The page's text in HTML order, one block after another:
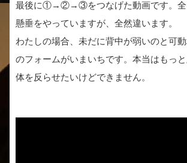
最後に①→②→③をつなげた動画です。全
懸垂をやっていますが、全然違います。
わたしの場合、未だに背中が弱いのと可
のフォームがいまいちです。本当はもっ
体を反らせたいけどできません。